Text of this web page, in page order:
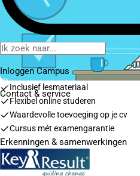
Inloggen Campus
Contact& service
Inclusief lesmateriaal
Flexibel online studeren
Waardevolle toevoeging op je cv
Cursus mét examengarantie
Erkenningen & samenwerkingen